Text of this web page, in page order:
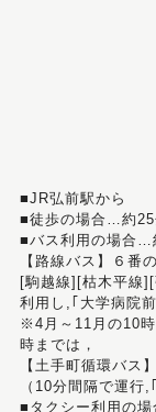
■JR弘前駅から
■徒歩の場合…約25
■バス利用の場合…
【路線バス】６番
[駒越線][枯木平線
利用し,｢大学病院
※4月～11月の10
時までは，
【土手町循環バス
（10分間隔で運行,
■タクシー利用の